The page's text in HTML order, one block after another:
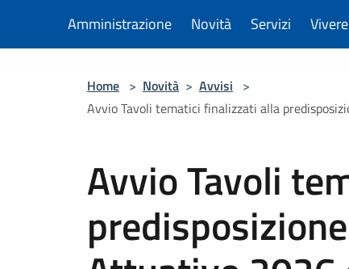
Amministrazione Novità Servizi
Home > Novità > Avvisi >
Avvio Tavoli tematici finalizzati alla
Avvio Tavoli